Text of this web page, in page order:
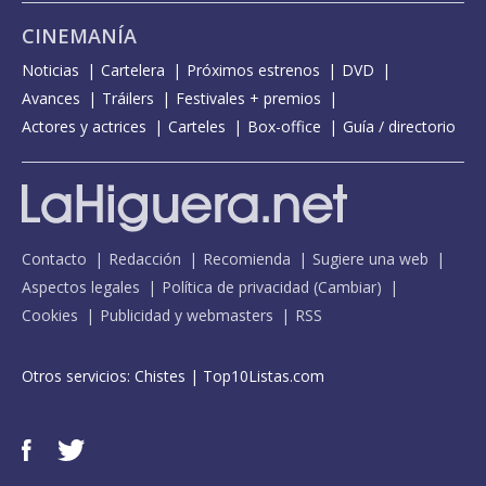
CINEMANÍA
Noticias Cartelera Próximos estrenos
DVD
Avances
Tráilers
Festivales + premios
Actores y actrices
Carteles Box-office Guía / directorio
Contacto Redacción Recomienda
Sugiere una web
Aspectos legales
Política de privacidad (Cambiar)
Cookies
Publicidad y webmasters RSS
Otros servicios: Chistes | Top10Listas.com